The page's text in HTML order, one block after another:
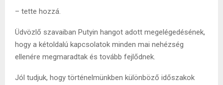
– tette hozzá.
Üdvözlő szavaiban Putyin hangot adott megelégedésének,
hogy a kétoldalú kapcsolatok minden mai nehézség
ellenére megmaradtak és tovább fejlődnek.
Jól tudjuk, hogy történelmünkben különböző időszakok